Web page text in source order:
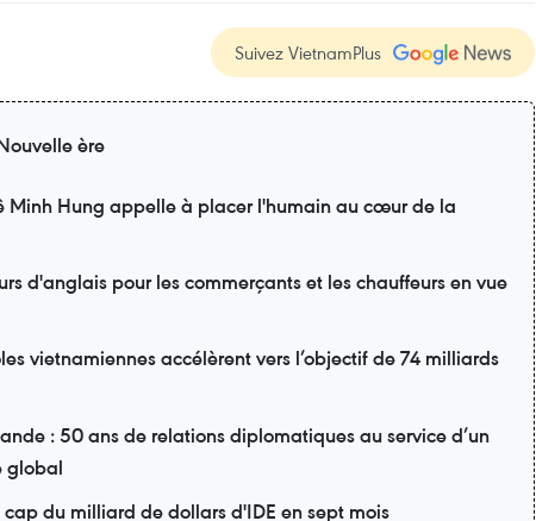
Suivez VietnamPlus
ère
Minh Hung appelle à placer l'humain au cœur de la
d'anglais pour les commerçants et les chauffeurs en vue
vietnamiennes accélèrent vers l’objectif de 74 milliards
: 50 ans de relations diplomatiques au service d’un
global
du milliard de dollars d'IDE en sept mois